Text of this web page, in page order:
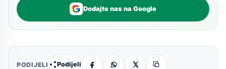
Dodajte nas na Google
PODIJELI Podijeli